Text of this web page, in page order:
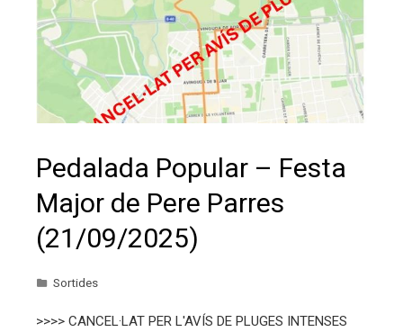
Pedalada Popular – Festa
Major de Pere Parres
(21/09/2025)
Sortides
>>>> CANCEL·LAT PER L'AVÍS DE PLUGES INTENSES